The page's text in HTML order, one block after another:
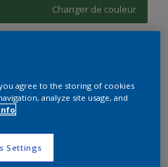
Changer de couleur
de peinture
Calculer
agree to the storing of cookies
analyze site usage, and
Settings